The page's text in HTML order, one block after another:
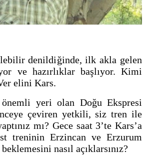
denildiğinde, ilk akla gelen
ve hazırlıklar başlıyor. Kimi
elini Kars.
yeri olan Doğu Ekspresi
çeviren yetkili, siz tren ile
mı? Gece saat 3’te Kars’a
treninin Erzincan ve Erzurum
nasıl açıklarsınız?